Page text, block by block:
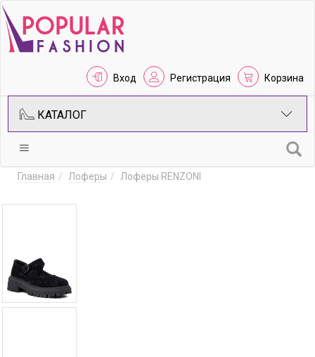
Вход Регистрация Корзина
КАТАЛОГ
Главная Лоферы Лоферы RENZONI